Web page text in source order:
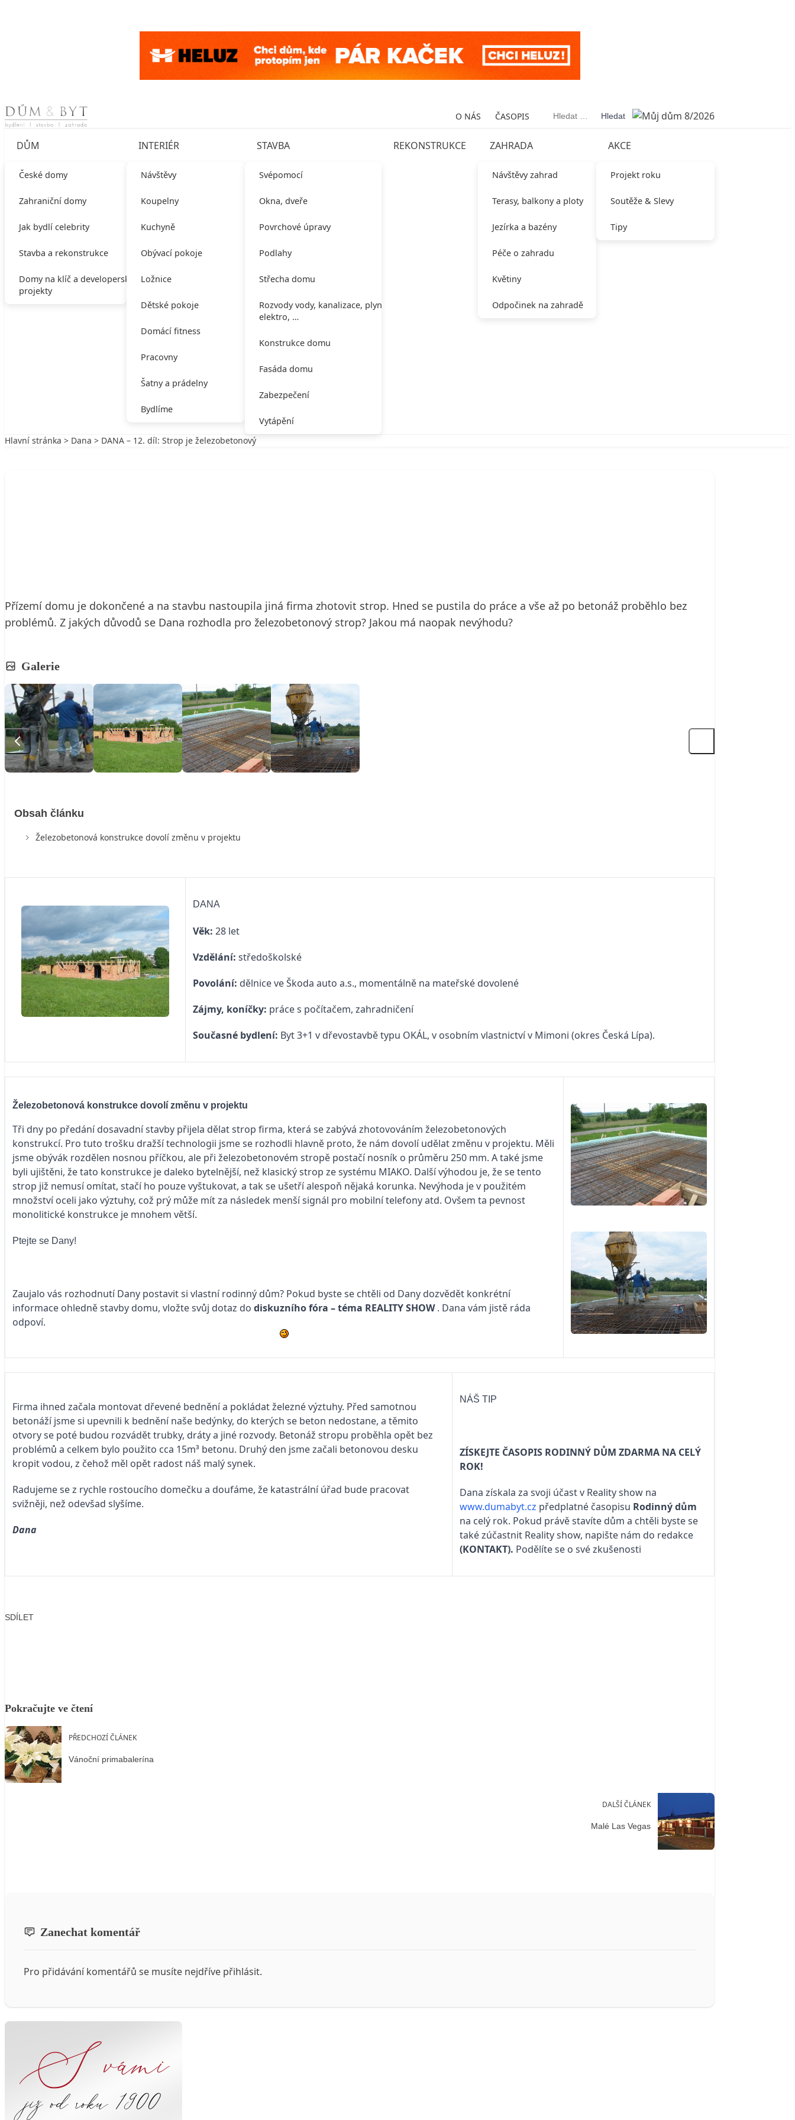
Skip to content O NÁS ČASOPIS Vyhledávání
DŮM
České domy
Zahraniční domy
Jak bydlí celebrity
Stavba a rekonstrukce
Domy na klíč a developerské
projekty
INTERIÉR
Návštěvy
Koupelny
Kuchyně
Obývací pokoje
Ložnice
Dětské pokoje
Domácí fitness
Pracovny
Šatny a prádelny
Bydlíme
STAVBA
Svépomocí
Okna, dveře
Povrchové úpravy
Podlahy
Střecha domu
Rozvody vody, kanalizace, plynu,
elektro, …
Konstrukce domu
Fasáda domu
Zabezpečení
Vytápění
REKONSTRUKCE ZAHRADA
Návštěvy zahrad
Terasy, balkony a ploty
Jezírka a bazény
Péče o zahradu
Květiny
Odpočinek na zahradě
AKCE
Projekt roku
Soutěže & Slevy
Tipy
Hlavní stránka > Dana > DANA – 12. díl: Strop je železobetonový
Přízemí domu je dokončené a na stavbu nastoupila jiná firma zhotovit strop. Hned se pustila do práce a vše až po betonáž proběhlo bez
problémů. Z jakých důvodů se Dana rozhodla pro železobetonový strop? Jakou má naopak nevýhodu?
Galerie
Obsah článku
Železobetonová konstrukce dovolí změnu v projektu
DANA
Věk: 28 let
Vzdělání: středoškolské
Povolání: dělnice ve Škoda auto a.s., momentálně na mateřské dovolené
Zájmy, koníčky: práce s počítačem, zahradničení
Současné bydlení: Byt 3+1 v dřevostavbě typu OKÁL, v osobním vlastnictví v Mimoni (okres Česká Lípa).
Železobetonová konstrukce dovolí změnu v projektu
Tři dny po předání dosavadní stavby přijela dělat strop firma, která se zabývá zhotovováním železobetonových
konstrukcí. Pro tuto trošku dražší technologii jsme se rozhodli hlavně proto, že nám dovolí udělat změnu v projektu. Měli
jsme obývák rozdělen nosnou příčkou, ale při železobetonovém stropě postačí nosník o průměru 250 mm. A také jsme
byli ujištěni, že tato konstrukce je daleko bytelnější, než klasický strop ze systému MIAKO. Další výhodou je, že se tento
strop již nemusí omítat, stačí ho pouze vyštukovat, a tak se ušetří alespoň nějaká korunka. Nevýhoda je v použitém
množství oceli jako výztuhy, což prý může mít za následek menší signál pro mobilní telefony atd. Ovšem ta pevnost
monolitické konstrukce je mnohem větší.
Ptejte se Dany!
Zaujalo vás rozhodnutí Dany postavit si vlastní rodinný dům? Pokud byste se chtěli od Dany dozvědět konkrétní
informace ohledně stavby domu, vložte svůj dotaz do diskuzního fóra – téma REALITY SHOW. Dana vám jistě ráda
odpoví.
Firma ihned začala montovat dřevené bednění a pokládat železné výztuhy. Před samotnou
betonáží jsme si upevnili k bednění naše bedýnky, do kterých se beton nedostane, a těmito
otvory se poté budou rozvádět trubky, dráty a jiné rozvody. Betonáž stropu proběhla opět bez
problémů a celkem bylo použito cca 15m³ betonu. Druhý den jsme začali betonovou desku
kropit vodou, z čehož měl opět radost náš malý synek.
Radujeme se z rychle rostoucího domečku a doufáme, že katastrální úřad bude pracovat
svižněji, než odevšad slyšíme.
Dana
NÁŠ TIP
ZÍSKEJTE ČASOPIS RODINNÝ DŮM ZDARMA NA CELÝ
ROK!
Dana získala za svoji účast v Reality show na
www.dumabyt.cz předplatné časopisu Rodinný dům
na celý rok. Pokud právě stavíte dům a chtěli byste se
také zúčastnit Reality show, napište nám do redakce
(KONTAKT). Podělíte se o své zkušenosti
SDÍLET
Pokračujte ve čtení
PŘEDCHOZÍ ČLÁNEK
Vánoční primabalerína
DALŠÍ ČLÁNEK
Malé Las Vegas
Zanechat komentář
Pro přidávání komentářů se musíte nejdříve přihlásit.